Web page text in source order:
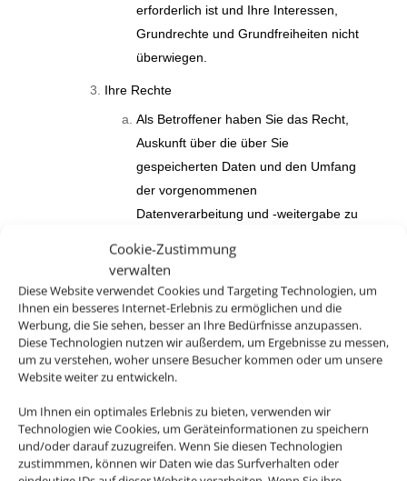
Cookie-Zustimmung
verwalten
Diese Website verwendet Cookies und Targeting Technologien, um
Ihnen ein besseres Internet-Erlebnis zu ermöglichen und die
Werbung, die Sie sehen, besser an Ihre Bedürfnisse anzupassen.
Diese Technologien nutzen wir außerdem, um Ergebnisse zu messen,
um zu verstehen, woher unsere Besucher kommen oder um unsere
Website weiter zu entwickeln.
Um Ihnen ein optimales Erlebnis zu bieten, verwenden wir
Technologien wie Cookies, um Geräteinformationen zu speichern
und/oder darauf zuzugreifen. Wenn Sie diesen Technologien
zustimmmen, können wir Daten wie das Surfverhalten oder
erforderlich ist und Ihre Interessen,
Grundrechte und Grundfreiheiten nicht
überwiegen.
Ihre Rechte
Als Betroffener haben Sie das Recht,
Auskunft über die über Sie
gespeicherten Daten und den Umfang
der vorgenommenen
Datenverarbeitung und -weitergabe zu
gespeicherten personenbezogenen
Daten zu erhalten.
Außerdem haben das Recht,
unverzüglich die Berichtigung Sie
betreffender unrichtiger sowie die
Sie gespeicherter personenbezogener
Daten zu verlangen.
Sie haben weiterhin das Recht, die